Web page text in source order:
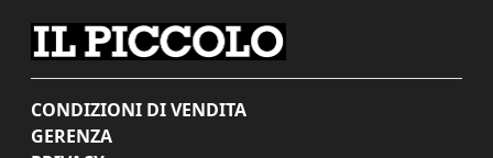
CONDIZIONI DI VENDITA
GERENZA